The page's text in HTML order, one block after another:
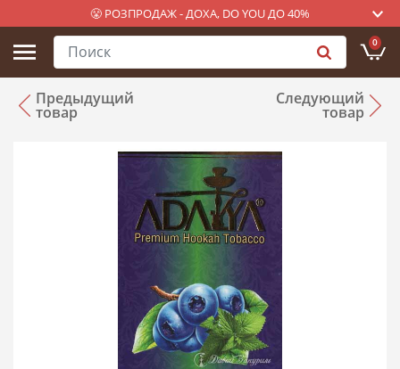
😤 РОЗПРОДАЖ - ДОХА, DO YOU ДО 40%
0
Предыдущий
товар
Следующий
товар